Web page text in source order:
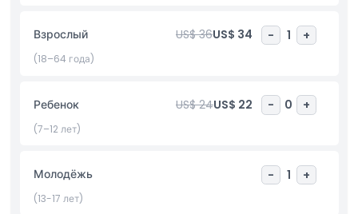
посетители могут видеть артефакты, найденные на месте,
личные истории, мультимедийные экспозиции и подробную
хронологию событий до, во время и после атак. Экспонаты
Выживших и записи последних телефонных звонков,
предоставляя эмоциональное и историческое понимание
одного из самых важнейших дней в современной истории.
образовательный и незабываемый опыт. Забронируйте
визит, чтобы почтить, вспомнить и узнать.
Взрослый US$ 36US$ 34 - 1 +
(18–64 года)
Ребенок US$ 24US$ 22 - 0 +
(7–12 лет)
Молодёжь - 1 +
(13-17 лет)